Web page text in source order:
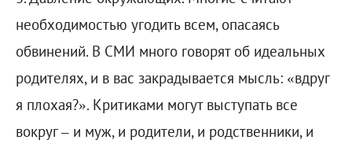
необходимостью угодить всем, опасаясь
обвинений. В СМИ много говорят об идеальных
родителях, и в вас закрадывается мысль: «вдруг
я плохая?». Критиками могут выступать все
вокруг – и муж, и родители, и родственники, и